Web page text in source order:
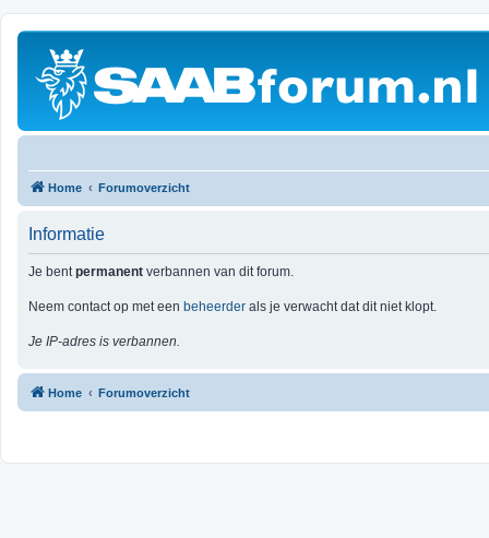
Home Forumoverzicht
Informatie
Je bentpermanent verbannen van dit forum.
Neem contact op met een beheerder als je verwacht dat dit niet klopt.
Je IP-adres is verbannen.
Home Forumoverzicht